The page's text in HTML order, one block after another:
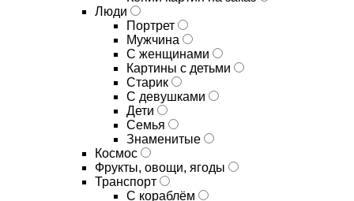
Люди
Портрет
Мужчина
С женщинами
Картины с детьми
Старик
С девушками
Дети
Семья
Знаменитые
Космос
Фрукты, овощи, ягоды
Транспорт
С кораблём